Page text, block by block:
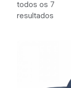
todos os 7
resultados